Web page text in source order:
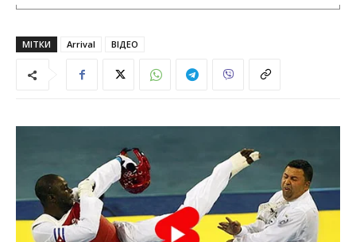
МІТКИ Arrival ВІДЕО